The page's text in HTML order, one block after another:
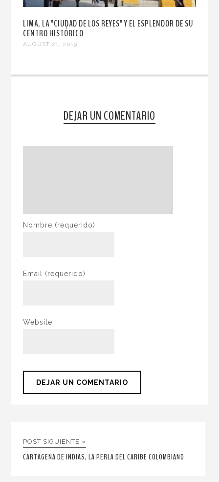
LIMA, LA "CIUDAD DE LOS REYES" Y EL ESPLENDOR DE SU
CENTRO HISTÓRICO
AUGUST 21, 2019
DEJAR UN COMENTARIO
Nombre (requerido)
Email (requerido)
Website
POST SIGUIENTE »
CARTAGENA DE INDIAS, LA PERLA DEL CARIBE COLOMBIANO